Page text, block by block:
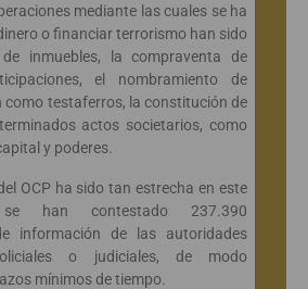
mediante las cuales se ha
o financiar terrorismo han sido
inmuebles, la compraventa de
el nombramiento de
como testaferros, la constitución de
actos societarios, como
y poderes.
OCP ha sido tan estrecha en este
han contestado 237.390
información de las autoridades
o judiciales, de modo
mínimos de tiempo.